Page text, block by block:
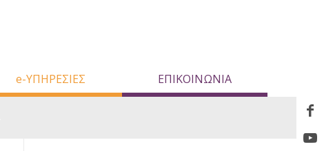
e-ΥΠΗΡΕΣΙΕΣ ΕΠΙΚΟΙΝΩΝΙΑ